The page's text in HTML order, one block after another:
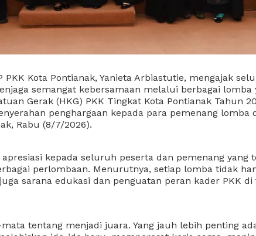
PKK Kota Pontianak, Yanieta Arbiastutie, mengajak
semangat kebersamaan melalui berbagai lomba
Gerak (HKG) PKK Tingkat Kota Pontianak Tahun
penghargaan kepada para pemenang lomba
Rabu (8/7/2026).
kepada seluruh peserta dan pemenang yang
perlombaan. Menurutnya, setiap lomba tidak
sarana edukasi dan penguatan peran kader PKK di
tentang menjadi juara. Yang jauh lebih penting